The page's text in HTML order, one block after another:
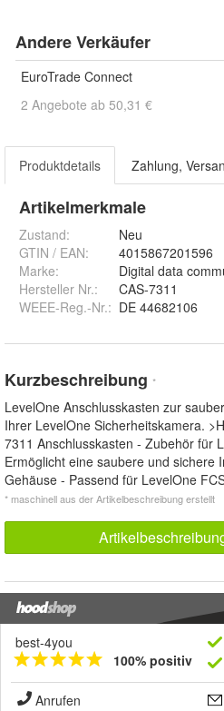
Andere Verkäufer
EuroTrade Connect
2 Angebote ab 50,31 €
Produktdetails Zahlung,
Artikelmerkmale
Zustand:
Neu
GTIN / EAN:
4015867201596
Marke:
Digital data
Hersteller Nr.:
CAS-7311
WEEE-Reg.-Nr.: DE 44682106
Kurzbeschreibung *
LevelOne Anschlusskasten zur
Ihrer LevelOne Sicherheitskamera.
7311 Anschlusskasten - Zubehör für
Ermöglicht eine saubere und sichere
Gehäuse - Passend für LevelOne
* maschinell aus der Artikelbeschreibung erstellt
best-4you
100% positiv
Anrufen